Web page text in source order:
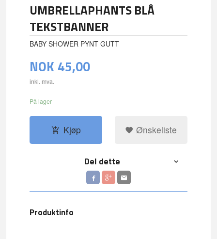
UMBRELLAPHANTS BLÅ
TEKSTBANNER
BABY SHOWER PYNT GUTT
NOK 45,00
inkl. mva.
På lager
Kjøp Ønskeliste
Del dette
Produktinfo